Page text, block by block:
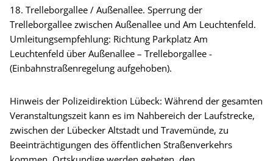
18. Trelleborgallee / Außenallee. Sperrung der
Trelleborgallee zwischen Außenallee und Am Leuchtenfeld.
Umleitungsempfehlung: Richtung Parkplatz Am
Leuchtenfeld über Außenallee – Trelleborgallee -
(Einbahnstraßenregelung aufgehoben).
Hinweis der Polizeidirektion Lübeck: Während der gesamten
Veranstaltungszeit kann es im Nahbereich der Laufstrecke,
zwischen der Lübecker Altstadt und Travemünde, zu
Beeinträchtigungen des öffentlichen Straßenverkehrs